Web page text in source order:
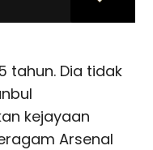
tahun. Dia tidak
kejayaan
Arsenal